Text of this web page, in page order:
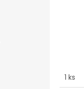
1 ks